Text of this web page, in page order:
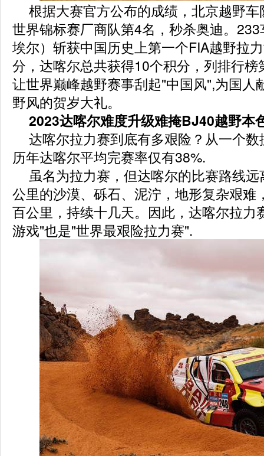
根据大赛官方公布的成绩，北京越野
世界锦标赛厂商队第4名，秒杀奥迪。233
埃尔）斩获中国历史上第一个FIA越野拉
分，达喀尔总共获得10个积分，列排行
让世界巅峰越野赛事刮起"中国风",为国人
野风的贺岁大礼。
2023达喀尔难度升级难掩BJ40越野本
达喀尔拉力赛到底有多艰险？从一个
历年达喀尔平均完赛率仅有38%.
虽名为拉力赛，但达喀尔的比赛路线
公里的沙漠、砾石、泥泞，地形复杂艰难
百公里，持续十几天。因此，达喀尔拉力
游戏"也是"世界最艰险拉力赛".